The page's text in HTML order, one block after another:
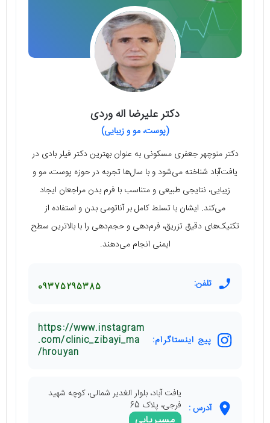
دکتر علیرضا اله وردی
(پوست، مو و زیبایی)
دکتر منوچهر جعفری مسکونی به عنوان بهترین دکتر فیلر بادی در
یافت‌آباد شناخته می‌شود و با سال‌ها تجربه در حوزه پوست، مو و
زیبایی، نتایجی طبیعی و متناسب با فرم بدن مراجعان ایجاد
می‌کند. ایشان با تسلط کامل بر آناتومی بدن و استفاده از
تکنیک‌های دقیق تزریق، فرم‌دهی و حجم‌دهی را با بالاترین سطح
ایمنی انجام می‌دهند.
تلفن: 09375295385
پیج اینستاگرام:
https://www.instagram
.com/clinic_zibayi_ma
hrouyan/
آدرس :
یافت آباد، بلوار الغدیر شمالی، کوچه شهید
فرجی، پلاک 65